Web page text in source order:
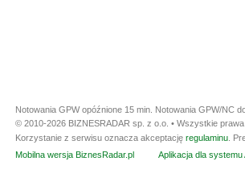
Notowania GPW opóźnione 15 min. Notowania GPW/NC
© 2010-2026 BIZNESRADAR sp. z o.o. • Wszystkie
Korzystanie z serwisu oznacza akceptację regulaminu .
Mobilna wersja BiznesRadar.pl
Aplikacja dla systemu